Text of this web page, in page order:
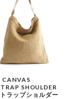
CANVAS
SHOULDER
ラップショルダー